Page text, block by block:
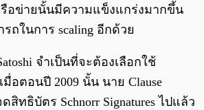
รือข่ายนั้นมีความแข็งแกร่งมากขึ้น
ถในการ scaling อีกด้วย
จำเป็นที่จะต้องเลือกใช้
มื่อตอนปี 2009 นั้น นาย Clause
สิทธิบัตร Schnorr Signatures ไปแล้ว